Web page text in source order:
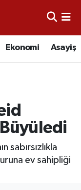
Ekonomi Asayiş
sabırsızlıkla
ev sahipliği
ve Fikstür